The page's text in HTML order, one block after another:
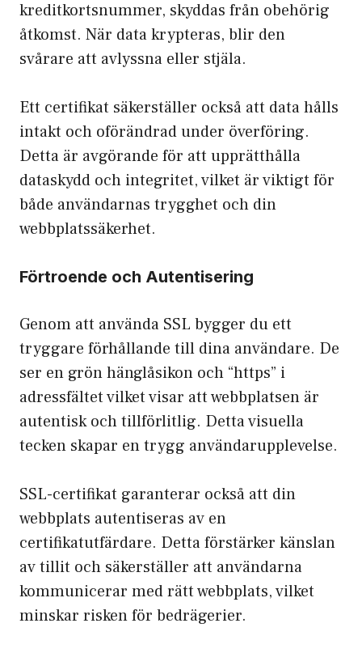
kreditkortsnummer, skyddas från obehörig
åtkomst. När data krypteras, blir den
svårare att avlyssna eller stjäla.
Ett certifikat säkerställer också att data hålls
intakt och oförändrad under överföring.
Detta är avgörande för att upprätthålla
dataskydd och integritet, vilket är viktigt för
både användarnas trygghet och din
webbplatssäkerhet.
Förtroende och Autentisering
Genom att använda SSL bygger du ett
tryggare förhållande till dina användare. De
ser en grön hänglåsikon och “https” i
adressfältet vilket visar att webbplatsen är
autentisk och tillförlitlig. Detta visuella
tecken skapar en trygg användarupplevelse.
SSL-certifikat garanterar också att din
webbplats autentiseras av en
certifikatutfärdare. Detta förstärker känslan
av tillit och säkerställer att användarna
kommunicerar med rätt webbplats, vilket
minskar risken för bedrägerier.